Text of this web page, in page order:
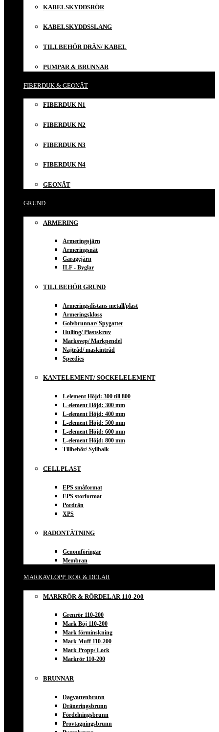
KABELSKYDDSRÖR
KABELSKYDDSSLANG
TILLBEHÖR DRÄN/ KABEL
PUMPAR & BRUNNAR
FIBERDUK & GEONÄT
FIBERDUK N1
FIBERDUK N2
FIBERDUK N3
FIBERDUK N4
GEONÄT
GRUND
ARMERING
Armeringsjärn
Armeringsnät
Garagejärn
ILF - Byglar
TILLBEHÖR GRUND
Armeringsdistans metall/plast
Armeringskloss
Golvbrunnar/ Spygatter
Hulling/ Plastskruv
Marksvep/ Markpendel
Najtråd/ maskintråd
Speedies
KANTELEMENT/ SOCKELELEMENT
I-element Höjd: 300 till 800
L-element Höjd: 300 mm
L-element Höjd: 400 mm
L-element Höjd: 500 mm
L-element Höjd: 600 mm
L-element Höjd: 800 mm
Tillbehör/ Syllbalk
CELLPLAST
EPS småformat
EPS storformat
Pordrän
XPS
RADONTÄTNING
Genomföringar
Membran
MARKAVLOPP, RÖR & DELAR
MARKRÖR & RÖRDELAR 110-200
Grenrör 110-200
Mark Böj 110-200
Mark förminskning
Mark Muff 110-200
Mark Propp/ Lock
Markrör 110-200
BRUNNAR
Dagvattenbrunn
Dräneringsbrunn
Fördelningsbrunn
Provtagningsbrunn